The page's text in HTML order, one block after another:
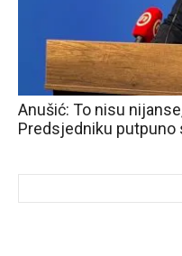
Anušić: To nisu
Predsjedniku putpuno